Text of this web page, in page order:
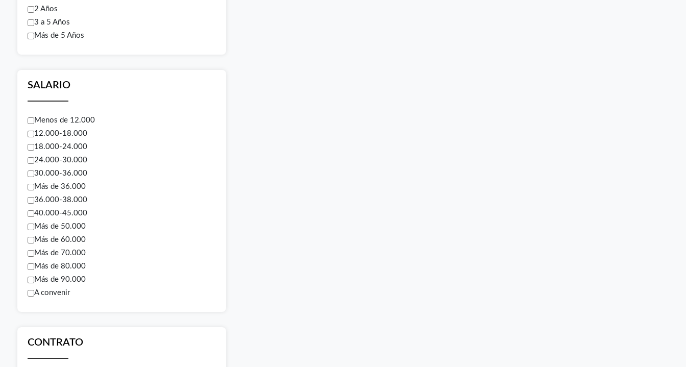
2 Años
3 a 5 Años
Más de 5 Años
SALARIO
Menos de 12.000
12.000-18.000
18.000-24.000
24.000-30.000
30.000-36.000
Más de 36.000
36.000-38.000
40.000-45.000
Más de 50.000
Más de 60.000
Más de 70.000
Más de 80.000
Más de 90.000
A convenir
CONTRATO